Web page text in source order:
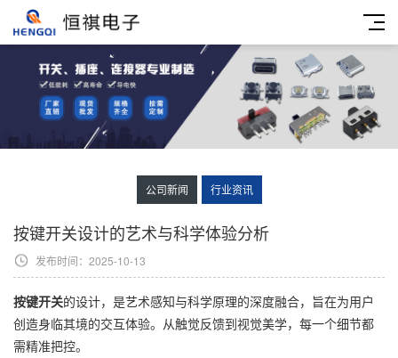
公司新闻 行业资讯
按键开关设计的艺术与科学体验分析
发布时间：2025-10-13
按键开关的设计，是艺术感知与科学原理的深度融合，旨在为用户
创造身临其境的交互体验。从触觉反馈到视觉美学，每一个细节都
需精准把控。